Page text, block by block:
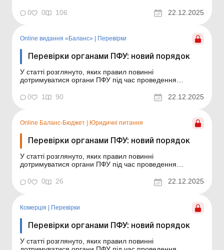
використання страхових коштів з огляду на останні
зміни у законодавстві. Баланс-Агро № 51 від 23 грудня
постанова п...
0 0 106 22.12.2025
Online видання «Баланс» Перевірки
Перевірки органами ПФУ: новий порядок
У статті розглянуто, яких правил повинні
дотримуватися органи ПФУ під час проведення
використання страхових коштів з огляду на останні
зміни у законодавстві. Баланс № 51 від 23 грудня 2025
правлі...
0 1 90 22.12.2025
Online Баланс-Бюджет Юридичні питання
Перевірки органами ПФУ: новий порядок
У статті розглянуто, яких правил повинні
дотримуватися органи ПФУ під час проведення
використання страхових коштів з огляду на останні
зміни у законодавстві. Баланс-Бюджет № 51 від 23
постанова ...
0 0 26 22.12.2025
Комерція | Перевірки
Перевірки органами ПФУ: новий порядок
У статті розглянуто, яких правил повинні